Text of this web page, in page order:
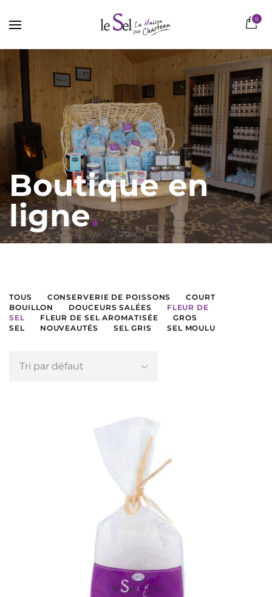
0
Boutique en
ligne.
TOUS CONSERVERIE DE POISSONS
COURT
BOUILLON
DOUCEURS SALÉES
FLEUR DE
SEL
FLEUR DE SEL AROMATISÉE
GROS
SEL
NOUVEAUTÉS SEL GRIS SEL MOULU